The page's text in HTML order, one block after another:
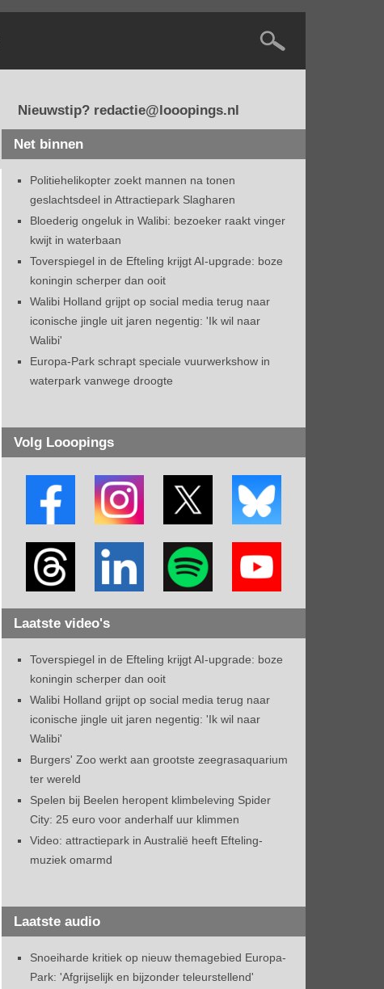
Nieuwstip? redactie@looopings.nl
Net binnen
Politiehelikopter zoekt mannen na tonen
geslachtsdeel in Attractiepark Slagharen
Bloederig ongeluk in Walibi: bezoeker raakt vinger
kwijt in waterbaan
Toverspiegel in de Efteling krijgt AI-upgrade: boze
koningin scherper dan ooit
Walibi Holland grijpt op social media terug naar
iconische jingle uit jaren negentig: 'Ik wil naar
Walibi'
Europa-Park schrapt speciale vuurwerkshow in
waterpark vanwege droogte
Volg Looopings
Laatste video's
Toverspiegel in de Efteling krijgt AI-upgrade: boze
koningin scherper dan ooit
Walibi Holland grijpt op social media terug naar
iconische jingle uit jaren negentig: 'Ik wil naar
Walibi'
Burgers' Zoo werkt aan grootste zeegrasaquarium
ter wereld
Spelen bij Beelen heropent klimbeleving Spider
City: 25 euro voor anderhalf uur klimmen
Video: attractiepark in Australië heeft Efteling-
muziek omarmd
Laatste audio
Snoeiharde kritiek op nieuw themagebied Europa-
Park: 'Afgrijselijk en bijzonder teleurstellend'